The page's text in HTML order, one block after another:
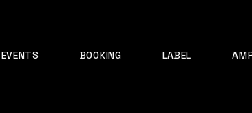
EVENTS BOOKING LABEL